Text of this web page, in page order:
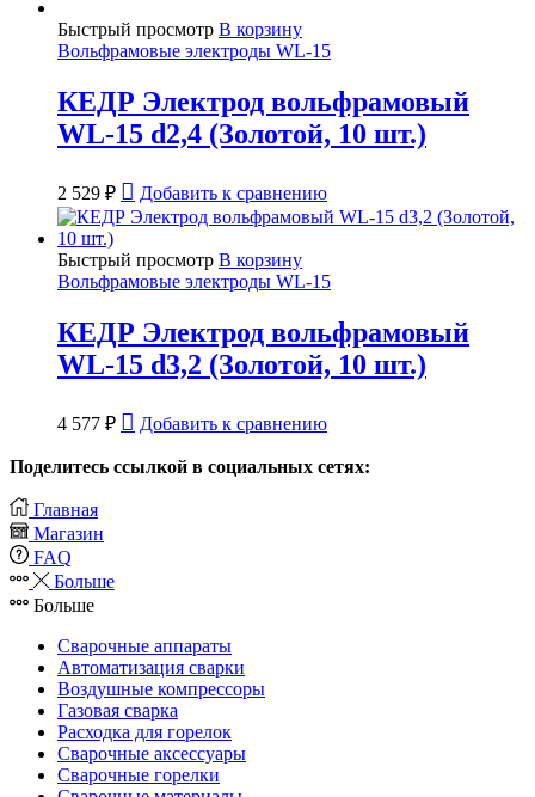
Быстрый просмотр В корзину
Вольфрамовые электроды WL-15
КЕДР Электрод вольфрамовый
WL-15 d2,4 (Золотой, 10 шт.)
2 529 ₽ Добавить к сравнению
Быстрый просмотр В корзину
Вольфрамовые электроды WL-15
КЕДР Электрод вольфрамовый
WL-15 d3,2 (Золотой, 10 шт.)
4 577 ₽ Добавить к сравнению
Поделитесь ссылкой в социальных сетях:
Главная
Магазин
FAQ
Больше
Больше
Сварочные аппараты
Автоматизация сварки
Воздушные компрессоры
Газовая сварка
Расходка для горелок
Сварочные аксессуары
Сварочные горелки